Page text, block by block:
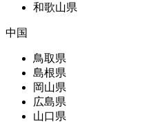
和歌山県
中国
鳥取県
島根県
岡山県
広島県
山口県